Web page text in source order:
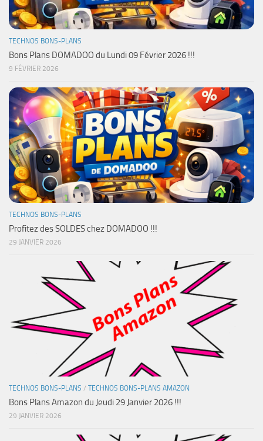
TECHNOS BONS-PLANS
Bons Plans DOMADOO du Lundi 09 Février 2026 !!!
9 FÉVRIER 2026
TECHNOS BONS-PLANS
Profitez des SOLDES chez DOMADOO !!!
29 JANVIER 2026
TECHNOS BONS-PLANS / TECHNOS BONS-PLANS AMAZON
Bons Plans Amazon du Jeudi 29 Janvier 2026 !!!
29 JANVIER 2026